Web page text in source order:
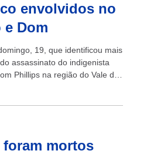
envolvidos no
Dom
19, que identificou mais
assassinato do indigenista
Phillips na região do Vale do
mortos